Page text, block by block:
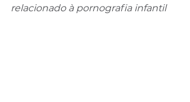
relacionado à pornografia infantil